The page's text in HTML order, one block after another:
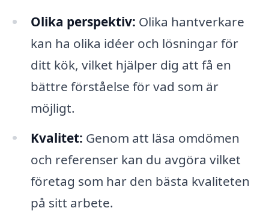
Olika perspektiv: Olika hantverkare
kan ha olika idéer och lösningar för
ditt kök, vilket hjälper dig att få en
bättre förståelse för vad som är
möjligt.
Kvalitet: Genom att läsa omdömen
och referenser kan du avgöra vilket
företag som har den bästa kvaliteten
på sitt arbete.